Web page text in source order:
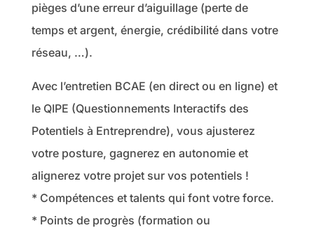
pièges d’une erreur d’aiguillage (perte de
temps et argent, énergie, crédibilité dans votre
réseau, …).
Avec l’entretien BCAE (en direct ou en ligne) et
le QIPE (Questionnements Interactifs des
Potentiels à Entreprendre), vous ajusterez
votre posture, gagnerez en autonomie et
alignerez votre projet sur vos potentiels !
* Compétences et talents qui font votre force.
* Points de progrès (formation ou